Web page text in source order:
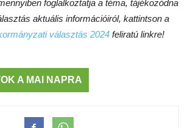
foglalkoztatja a téma, tájékozódna
aktuális információiról, kattintson a
választás 2024 feliratú linkre!
A MAI NAPRA